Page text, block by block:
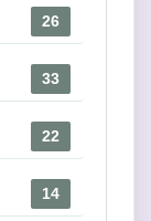
26
33
22
14